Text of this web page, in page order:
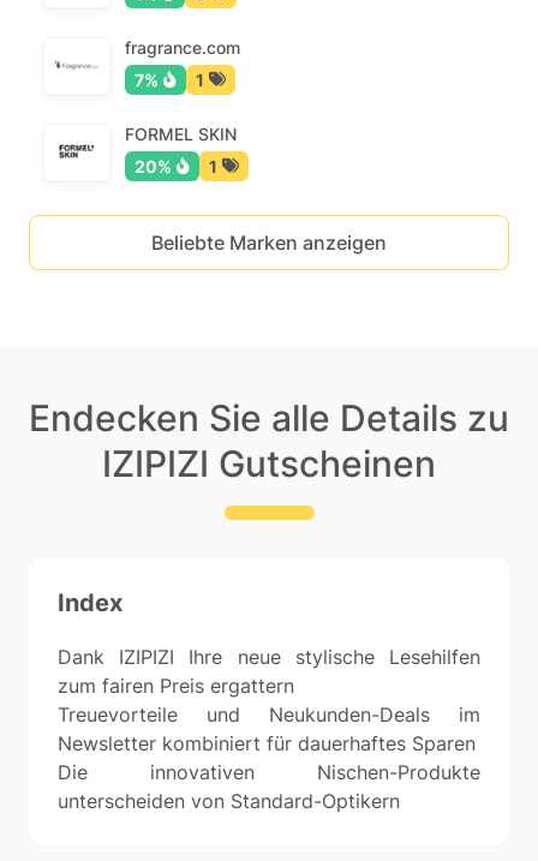
fragrance.com
7%
1
FORMEL SKIN
20%
1
Beliebte Marken anzeigen
Endecken Sie alle Details zu
IZIPIZI Gutscheinen
Index
Dank IZIPIZI Ihre neue stylische Lesehilfen
zum fairen Preis ergattern
Treuevorteile und Neukunden-Deals im
Newsletter kombiniert für dauerhaftes Sparen
Die innovativen Nischen-Produkte
unterscheiden von Standard-Optikern